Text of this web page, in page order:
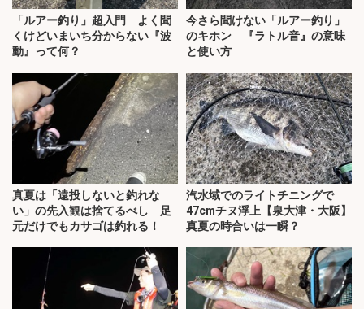
「ルアー釣り」超入門 よく聞
くけどいまいち分からない『波
動』って何？
今さら聞けない「ルアー釣り」
のキホン 『ラトル音』の意味
と使い方
真夏は「遠投しないと釣れな
い」の先入観は捨てるべし 足
元だけでもカサゴは釣れる！
汽水域でのライトチニングで
47cmチヌ浮上【泉大津・大阪】
真夏の時合いは一瞬？